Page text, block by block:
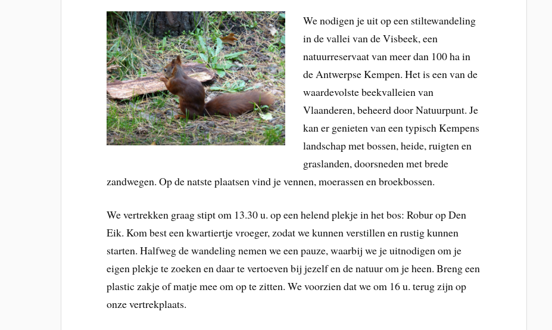
We nodigen je uit op een stiltewandeling
in de vallei van de Visbeek, een
natuurreservaat van meer dan 100 ha in
de Antwerpse Kempen. Het is een van de
waardevolste beekvalleien van
Vlaanderen, beheerd door Natuurpunt. Je
kan er genieten van een typisch Kempens
landschap met bossen, heide, ruigten en
graslanden, doorsneden met brede
zandwegen. Op de natste plaatsen vind je vennen, moerassen en broekbossen.
We vertrekken graag stipt om 13.30 u. op een helend plekje in het bos: Robur op Den
Eik. Kom best een kwartiertje vroeger, zodat we kunnen verstillen en rustig kunnen
starten. Halfweg de wandeling nemen we een pauze, waarbij we je uitnodigen om je
eigen plekje te zoeken en daar te vertoeven bij jezelf en de natuur om je heen. Breng een
plastic zakje of matje mee om op te zitten. We voorzien dat we om 16 u. terug zijn op
onze vertrekplaats.